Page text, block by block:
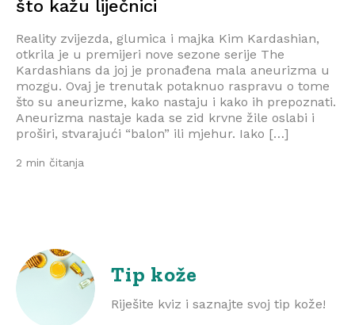
što kažu liječnici
Reality zvijezda, glumica i majka Kim Kardashian,
otkrila je u premijeri nove sezone serije The
Kardashians da joj je pronađena mala aneurizma u
mozgu. Ovaj je trenutak potaknuo raspravu o tome
što su aneurizme, kako nastaju i kako ih prepoznati.
Aneurizma nastaje kada se zid krvne žile oslabi i
proširi, stvarajući “balon” ili mjehur. Iako […]
2 min čitanja
Tip kože
Riješite kviz i saznajte svoj tip kože!